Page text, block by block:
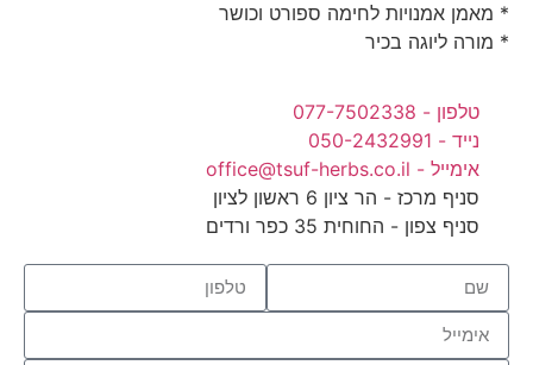
מאמן אמנויות לחימה ספורט וכושר
מורה ליוגה בכיר
טלפון - 077-7502338
נייד - 050-2432991
אימייל - office@tsuf-herbs.co.il
סניף מרכז - הר ציון 6 ראשון לציון
סניף צפון - החוחית 35 כפר ורדים